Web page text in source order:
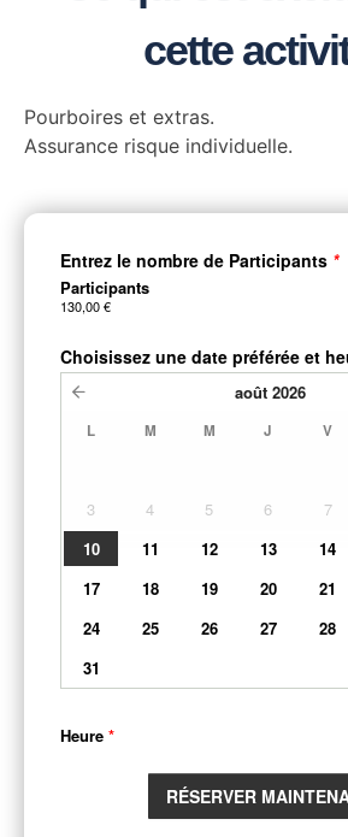
cette
Pourboires et extras.
Assurance risque individuelle.